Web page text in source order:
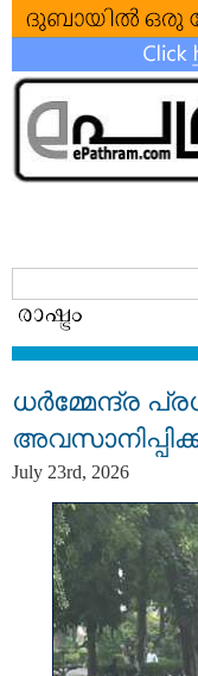
ധര്‍മ്മേന്ദ്ര
July 23rd, 2026